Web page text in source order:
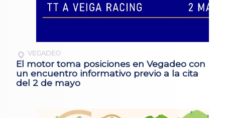
VEGADEO
El motor toma posiciones en Vegadeo con
un encuentro informativo previo a la cita
del 2 de mayo